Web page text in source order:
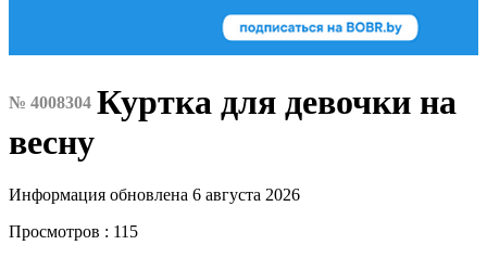
№ 4008304 Куртка для девочки на
весну
Информация обновлена 6 августа 2026
Просмотров : 115